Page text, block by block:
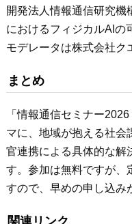
開発法人情報通信研究機
におけるフィジカルAIの
モデレータは株式会社ク
まとめ
「情報通信セミナー
マに、地域が抱える社会
官連携による具体的な解
す。参加は無料ですが、
すので、早めの申し込み